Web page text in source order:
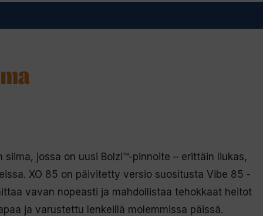
jossa on uusi Bolzi™-pinnoite – erittäin liukas,
XO 85 on päivitetty versio suositusta Vibe 85 -
vavan nopeasti ja mahdollistaa tehokkaat heitot
ja varustettu lenkeillä molemmissa päissä.